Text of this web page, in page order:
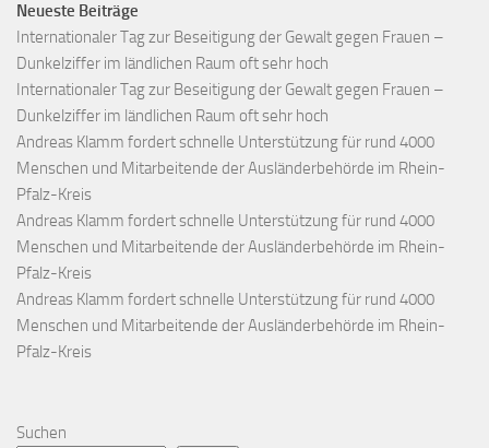
Neueste Beiträge
Internationaler Tag zur Beseitigung der Gewalt gegen Frauen –
Dunkelziffer im ländlichen Raum oft sehr hoch
Internationaler Tag zur Beseitigung der Gewalt gegen Frauen –
Dunkelziffer im ländlichen Raum oft sehr hoch
Andreas Klamm fordert schnelle Unterstützung für rund 4000
Menschen und Mitarbeitende der Ausländerbehörde im Rhein-
Pfalz-Kreis
Andreas Klamm fordert schnelle Unterstützung für rund 4000
Menschen und Mitarbeitende der Ausländerbehörde im Rhein-
Pfalz-Kreis
Andreas Klamm fordert schnelle Unterstützung für rund 4000
Menschen und Mitarbeitende der Ausländerbehörde im Rhein-
Pfalz-Kreis
Suchen